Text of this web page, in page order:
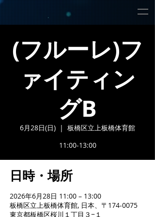
(フルーレ)フ
ァイティン
グB
6月28日(日)
  |
板橋区立上板橋体育館
11:00-13:00
日時・場所
2026年6月28日 11:00 – 13:00
板橋区立上板橋体育館, 日本、〒174-0075
東京都板橋区桜川１丁目３−１